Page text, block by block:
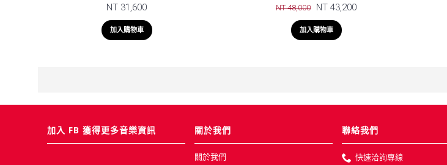
NT 31,600
加入購物車
NT 48,000 NT 43,200
加入購物車
加入 FB 獲得更多音樂資訊 關於我們
關於我們
聯絡我們
快速洽詢專線